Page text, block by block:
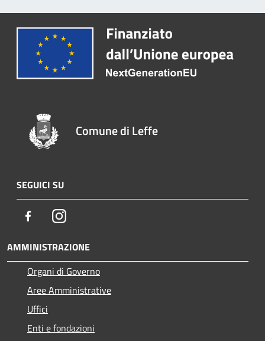
Comune di Leffe
SEGUICI SU
FacebookInstagram
AMMINISTRAZIONE
Organi di Governo
Aree Amministrative
Uffici
Enti e fondazioni